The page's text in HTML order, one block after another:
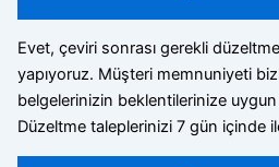
Evet, çeviri sonrası gerekli
yapıyoruz. Müşteri memnuniyeti
belgelerinizin beklentilerinize uygun
Düzeltme taleplerinizi 7 gün içinde